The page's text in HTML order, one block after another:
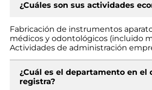
¿Cuáles son sus actividades
Fabricación de instrumentos
médicos y odontológicos (incluido
Actividades de administración
¿Cuál es el departamento en el
registra?